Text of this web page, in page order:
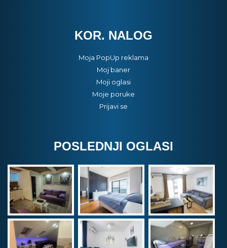
KOR. NALOG
Moja PopUp reklama
Moj baner
Moji oglasi
Moje poruke
Prijavi se
POSLEDNJI OGLASI